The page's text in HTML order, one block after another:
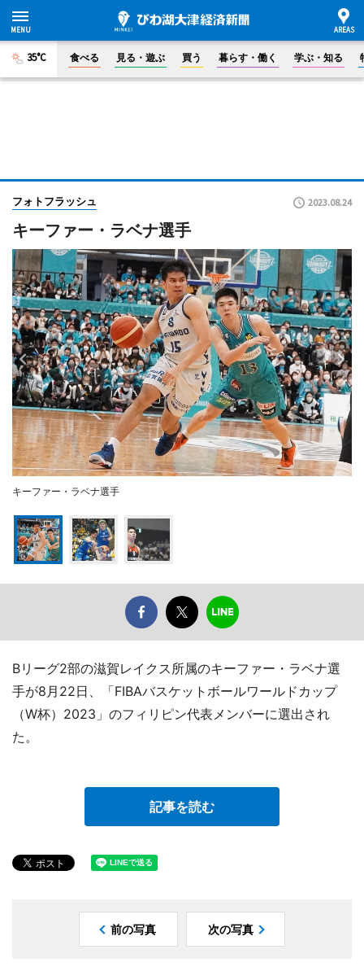
35°C 食べる 見る・遊ぶ 買う 暮らす・働く 学ぶ・知る
フォトフラッシュ 2023.08.24
キーファー・ラベナ選手
キーファー・ラベナ選手
Bリーグ2部の滋賀レイクス所属のキーファー・ラベナ選
手が8月22日、「FIBAバスケットボールワールドカップ
（W杯）2023」のフィリピン代表メンバーに選出され
た。
記事を読む
前の写真 次の写真